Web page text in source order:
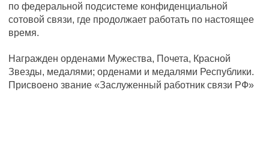
по федеральной подсистеме конфиденциальной
сотовой связи, где продолжает работать по настоящее
время.
Награжден орденами Мужества, Почета, Красной
Звезды, медалями; орденами и медалями Республики.
Присвоено звание «Заслуженный работник связи РФ»